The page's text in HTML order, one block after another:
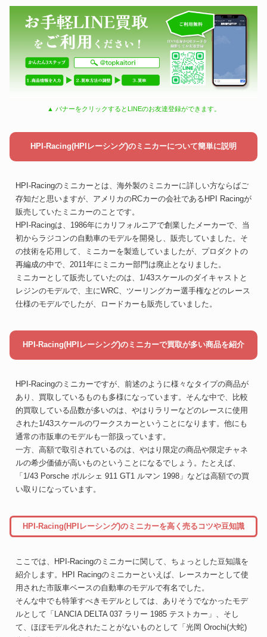
▲ バナーをクリックするとLINEのお友達登録ができます。
HPI-Racing(HPIレーシング)のミニカーについて簡単に説明
HPI-Racingのミニカーとは、海外製のミニカーに詳しい方ならばご
存知だと思いますが、アメリカのRCカーの会社であるHPI Racingが
販売していたミニカーのことです。
HPI-Racingは、1986年にカリフォルニアで創業したメーカーで、当
初からラジコンの自動車のモデルを開発し、販売していました。そ
の技術を応用して、ミニカーを製造していましたが、プロダクトの
再編成の中で、2011年にミニカー部門は廃止となりました。
ミニカーとして販売していたのは、1/43スケールのダイキャストと
レジンのモデルで、主にWRC、ツーリングカー選手権などのレース
仕様のモデルでしたが、ロードカーも販売していました。
HPI-Racing(HPIレーシング)のミニカーで買取が多い商品を紹介
HPI-Racingのミニカーですが、前述のように様々なタイプの商品が
あり、買取しているものも多様になっています。そんな中で、比較
的買取している品数が多いのは、やはりラリーなどのレースに使用
された1/43スケールのワークスカーということになります。他にも
通常の市販車のモデルも一部扱っています。
一方、高額で取引されているのは、やはり限定の商品や限定チャネ
ルの希少価値が高いものということになるでしょう。たとえば、
「1/43 Porsche ポルシェ 911 GT1 ルマン 1998」などは高額での買
い取りになっています。
HPI-Racing(HPIレーシング)のミニカーを高く売るコツや豆知識
ここでは、HPI-Racingのミニカーに関して、ちょっとした豆知識を
紹介します。HPI Racingのミニカーといえば、レースカーとして使
用された市販車ベースの自動車のモデルで有名でした。
そんな中でも特筆すべきモデルとしては、ありそうでなかったモデ
ルとして「LANCIA DELTA 037 ラリー 1985 テストカー」、そし
て、ほぼモデル化されたことがないものとして「光岡 Orochi(大蛇)